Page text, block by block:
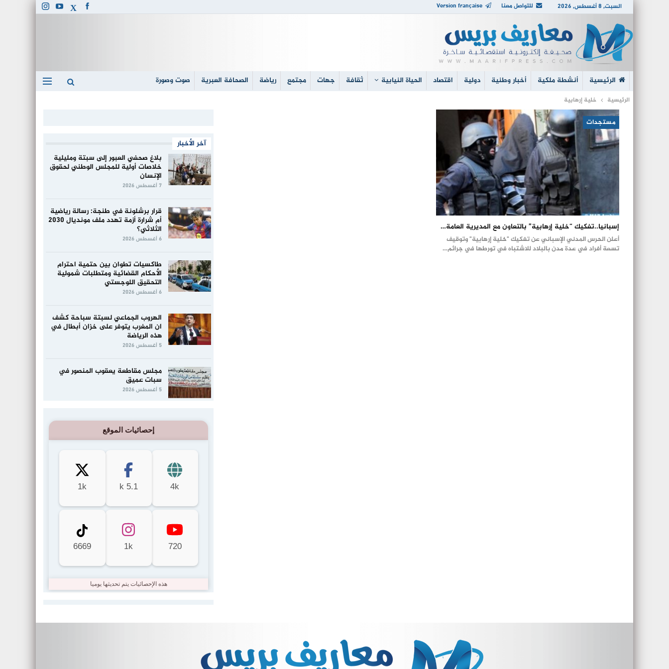
السبت, 8 أغسطس, 2026 للتواصل معنا Version française
الرئيسية أنشطة ملكية أخبار وطنية دولية اقتصاد الحياة النيابية ثقافة جهات مجتمع رياضة الصحافة العبرية صوت وصورة
الرئيسية خلية إرهابية
مستجدات
إسبانيا..تفكيك “خلية إرهابية” بالتعاون مع المديرية العامة…
أعلن الحرس المدني الإسباني عن تفكيك "خلية إرهابية" وتوقيف
تسعة أفراد في عدة مدن بالبلاد للاشتباه في تورطها في جرائم…
آخر الأخبار
بلاغ صحفي العبور إلى سبتة ومليلية
خلاصات أولية للمجلس الوطني لحقوق
الإنسان
7 أغسطس 2026
قرار برشلونة في طنجة: رسالة رياضية
أم شرارة أزمة تهدد ملف مونديال 2030
الثلاثي؟
6 أغسطس 2026
طاكسيات تطوان بين حتمية احترام
الأحكام القضائية ومتطلبات شمولية
التحقيق اللوجستي
6 أغسطس 2026
الهروب الجماعي لسبتة سباحة كشف
ان المغرب يتوفر على خزان أبطال في
هذه الرياضة
5 أغسطس 2026
مجلس مقاطعة يعقوب المنصور في
سبات عميق
5 أغسطس 2026
إحصائيات الموقع
4k
5.1 k
1k
720
1k
6669
هذه الإحصائيات يتم تحديثها يوميا